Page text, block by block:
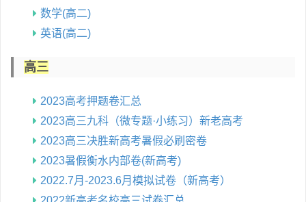
数学(高二)
英语(高二)
高三
2023高考押题卷汇总
2023高三九科（微专题·小练习）新老高考
2023高三决胜新高考暑假必刷密卷
2023暑假衡水内部卷(新高考)
2022.7月-2023.6月模拟试卷（新高考）